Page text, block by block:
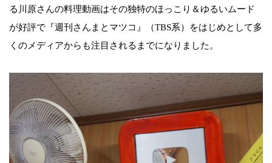
る川原さんの料理動画はその独特のほっこり＆ゆるいムード
が好評で『週刊さんまとマツコ』（TBS系）をはじめとして多
くのメディアからも注目されるまでになりました。